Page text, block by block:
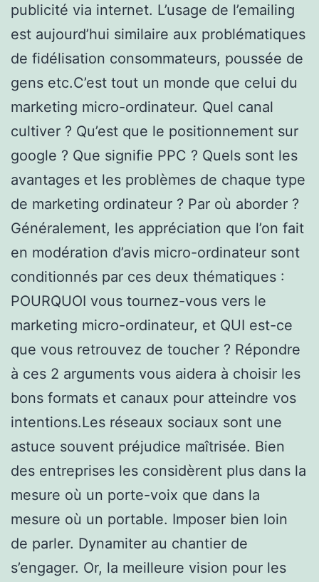
publicité via internet. L’usage de l’emailing
est aujourd’hui similaire aux problématiques
de fidélisation consommateurs, poussée de
gens etc.C’est tout un monde que celui du
marketing micro-ordinateur. Quel canal
cultiver ? Qu’est que le positionnement sur
google ? Que signifie PPC ? Quels sont les
avantages et les problèmes de chaque type
de marketing ordinateur ? Par où aborder ?
Généralement, les appréciation que l’on fait
en modération d’avis micro-ordinateur sont
conditionnés par ces deux thématiques :
POURQUOI vous tournez-vous vers le
marketing micro-ordinateur, et QUI est-ce
que vous retrouvez de toucher ? Répondre
à ces 2 arguments vous aidera à choisir les
bons formats et canaux pour atteindre vos
intentions.Les réseaux sociaux sont une
astuce souvent préjudice maîtrisée. Bien
des entreprises les considèrent plus dans la
mesure où un porte-voix que dans la
mesure où un portable. Imposer bien loin
de parler. Dynamiter au chantier de
s’engager. Or, la meilleure vision pour les